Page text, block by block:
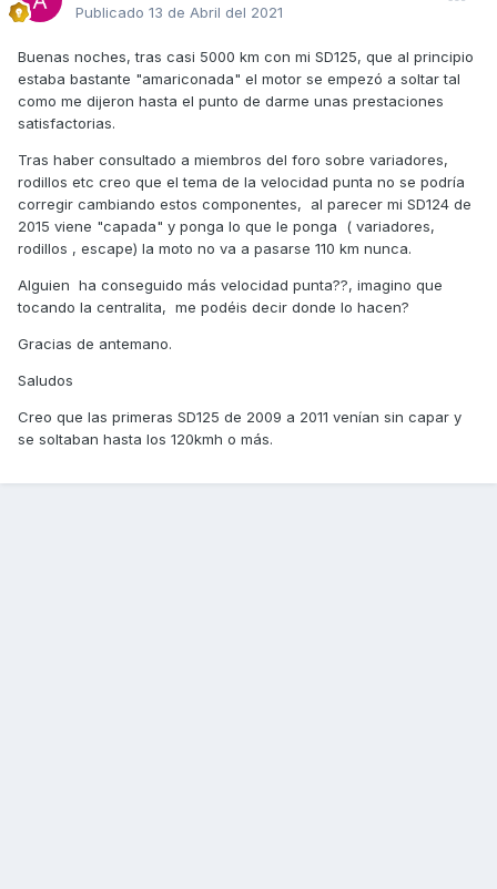
Publicado 13 de Abril del 2021
Buenas noches, tras casi 5000 km con mi SD125, que al principio
estaba bastante "amariconada" el motor se empezó a soltar tal
como me dijeron hasta el punto de darme unas prestaciones
satisfactorias.
Tras haber consultado a miembros del foro sobre variadores,
rodillos etc creo que el tema de la velocidad punta no se podría
corregir cambiando estos componentes, al parecer mi SD124 de
2015 viene "capada" y ponga lo que le ponga ( variadores,
rodillos , escape) la moto no va a pasarse 110 km nunca.
Alguien ha conseguido más velocidad punta??, imagino que
tocando la centralita, me podéis decir donde lo hacen?
Gracias de antemano.
Saludos
Creo que las primeras SD125 de 2009 a 2011 venían sin capar y
se soltaban hasta los 120kmh o más.